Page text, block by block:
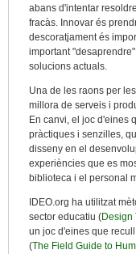
abans d'intentar
fracàs. Innovar és
descoratjament és
important
solucions actuals.
Una de les raons per
millora de serveis i
En canvi, el joc d'eines
pràctiques i senzilles,
disseny en el
experiències que es
biblioteca i el personal
IDEO.org ha utilitzat
sector educatiu (Design
un joc d'eines que
(The Field Guide to